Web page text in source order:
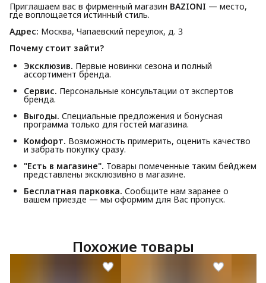
Приглашаем вас в фирменный магазин BAZIONI — место,
где воплощается истинный стиль.
Адрес: Москва, Чапаевский переулок, д. 3
Почему стоит зайти?
Эксклюзив. Первые новинки сезона и полный
ассортимент бренда.
Сервис. Персональные консультации от экспертов
бренда.
Выгоды. Специальные предложения и бонусная
программа только для гостей магазина.
Комфорт. Возможность примерить, оценить качество
и забрать покупку сразу.
"Есть в магазине". Товары помеченные таким бейджем
представлены эксклюзивно в магазине.
Бесплатная парковка. Сообщите нам заранее о
вашем приезде — мы оформим для Вас пропуск.
Похожие товары